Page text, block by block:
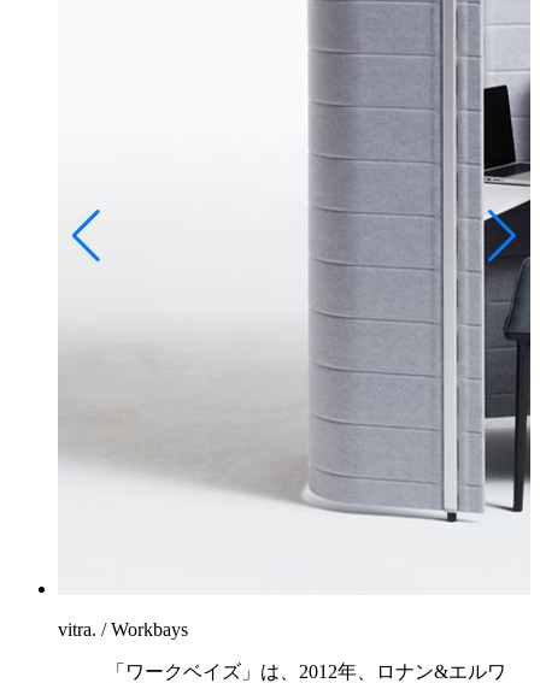
vitra. / Workbays
「ワークベイズ」は、2012年、ロナン&エルワ